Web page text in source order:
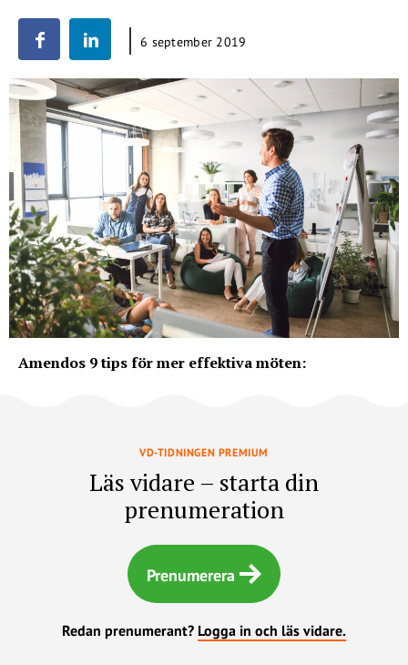
6 september 2019
Amendos 9 tips för mer effektiva möten:
VD-TIDNINGEN PREMIUM
Läs vidare – starta din
prenumeration
Prenumerera
Redan prenumerant? Logga in och läs vidare.